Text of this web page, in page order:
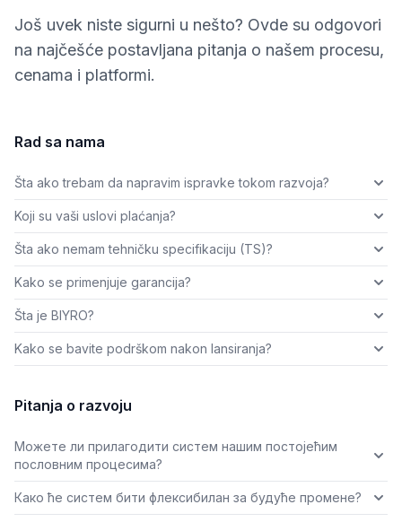
Još uvek niste sigurni u nešto? Ovde su odgovori
na najčešće postavljana pitanja o našem procesu,
cenama i platformi.
Rad sa nama
Šta ako trebam da napravim ispravke tokom razvoja?
Koji su vaši uslovi plaćanja?
Šta ako nemam tehničku specifikaciju (TS)?
Kako se primenjuje garancija?
Šta je BIYRO?
Kako se bavite podrškom nakon lansiranja?
Pitanja o razvoju
Можете ли прилагодити систем нашим постојећим
пословним процесима?
Како ће систем бити флексибилан за будуће промене?